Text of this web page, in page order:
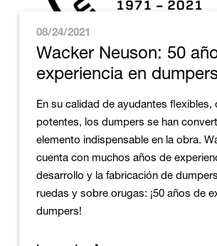
08/24/2021
Wacker Neuson: 50
experiencia en
En su calidad de ayudantes
potentes, los dumpers se han
elemento indispensable en la obra.
cuenta con muchos años de
desarrollo y la fabricación de
ruedas y sobre orugas: ¡50 años de
dumpers!